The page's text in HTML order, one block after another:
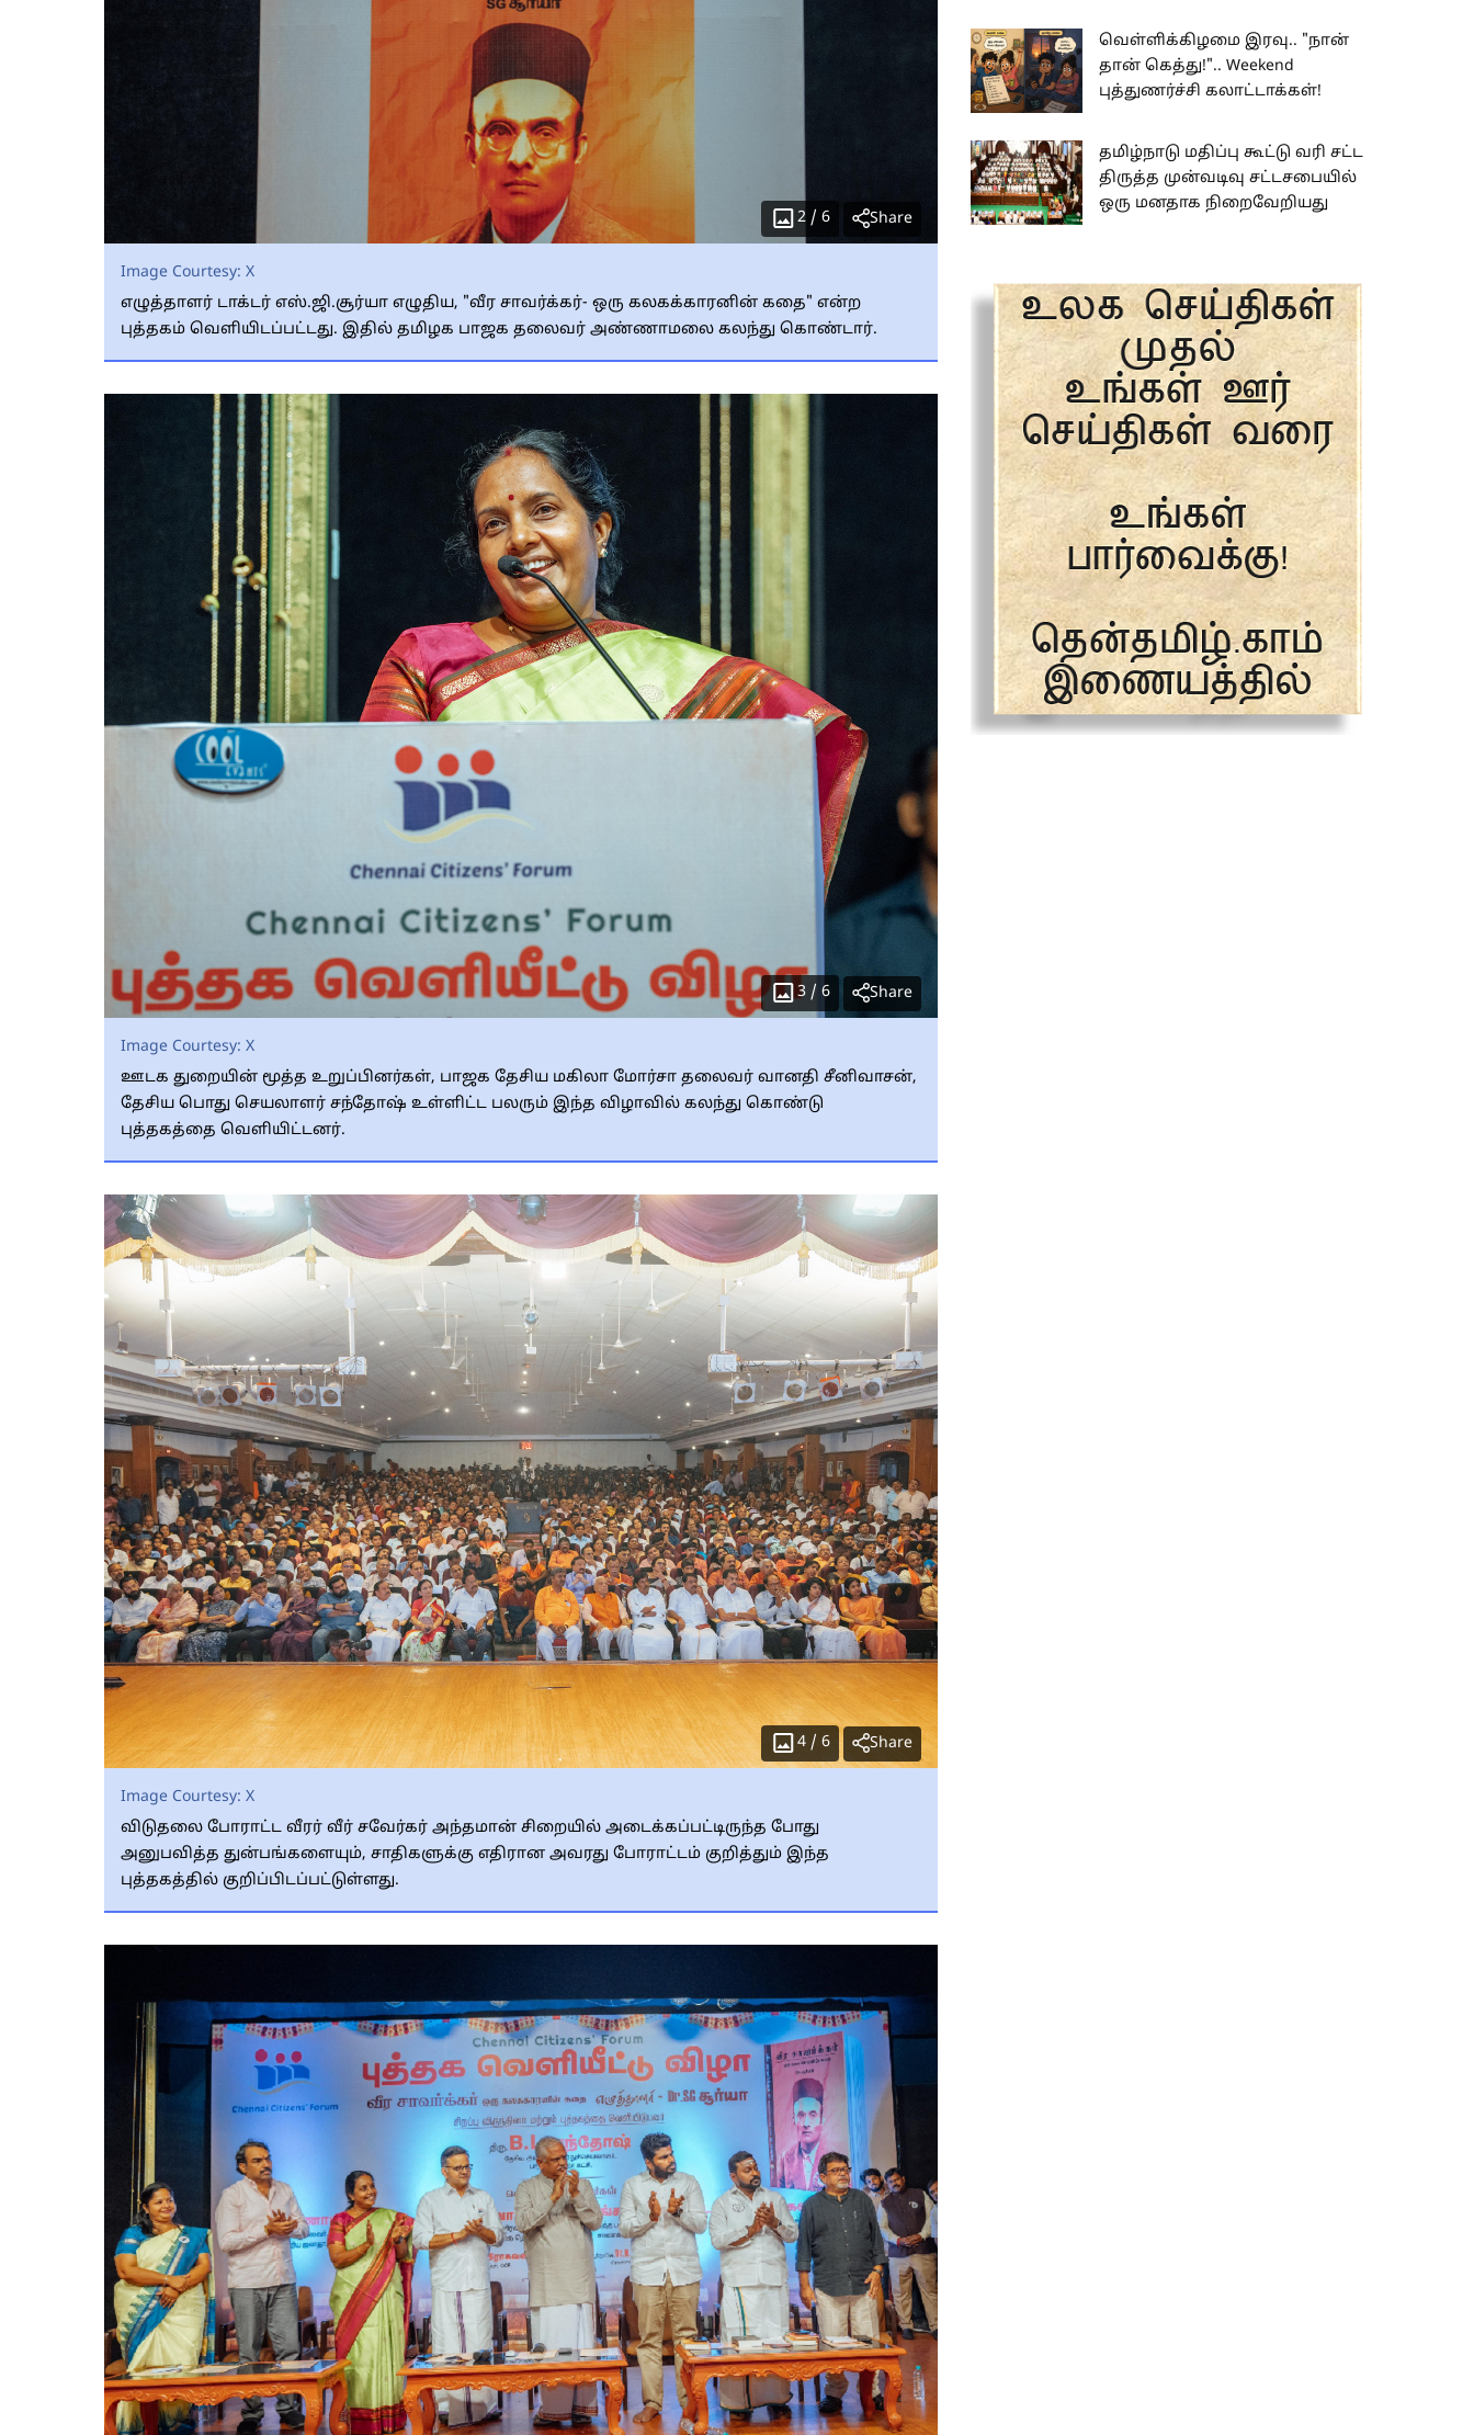
2/ 6 Share
Image Courtesy: X
எழுத்தாளர் டாக்டர் எஸ்.ஜி.சூர்யா எழுதிய, "வீர சாவர்க்கர்- ஒரு கலகக்காரனின் கதை" என்ற
புத்தகம் வெளியிடப்பட்டது. இதில் தமிழக பாஜக தலைவர் அண்ணாமலை கலந்து கொண்டார்.
3/ 6 Share
Image Courtesy: X
ஊடக துறையின் மூத்த உறுப்பினர்கள், பாஜக தேசிய மகிலா மோர்சா தலைவர் வானதி சீனிவாசன்,
தேசிய பொது செயலாளர் சந்தோஷ் உள்ளிட்ட பலரும் இந்த விழாவில் கலந்து கொண்டு
புத்தகத்தை வெளியிட்டனர்.
4/ 6 Share
Image Courtesy: X
விடுதலை போராட்ட வீரர் வீர் சவேர்கர் அந்தமான் சிறையில் அடைக்கப்பட்டிருந்த போது
அனுபவித்த துன்பங்களையும், சாதிகளுக்கு எதிரான அவரது போராட்டம் குறித்தும் இந்த
புத்தகத்தில் குறிப்பிடப்பட்டுள்ளது.
வெள்ளிக்கிழமை இரவு.. "நான்
தான் கெத்து!".. Weekend
புத்துணர்ச்சி கலாட்டாக்கள்!
தமிழ்நாடு மதிப்பு கூட்டு வரி சட்ட
திருத்த முன்வடிவு சட்டசபையில்
ஒரு மனதாக நிறைவேறியது